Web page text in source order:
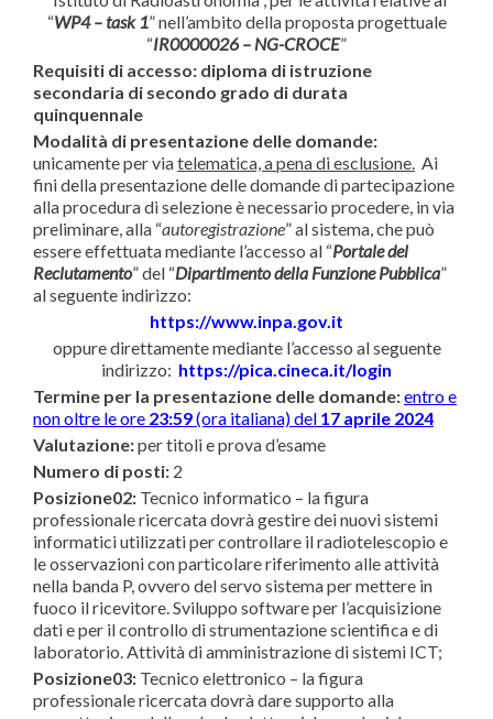
“WP4 – task 1” nell’ambito della proposta progettuale
“IR0000026 – NG-CROCE”
Requisiti di accesso: diploma di istruzione
secondaria di secondo grado di durata
quinquennale
Modalità di presentazione delle domande:
unicamente per viatelematica, a pena di esclusione. Ai
fini della presentazione delle domande di partecipazione
alla procedura di selezione è necessario procedere, in via
preliminare, alla “autoregistrazione” al sistema, che può
essere effettuata mediante l’accesso al “Portale del
Reclutamento” del “Dipartimento della Funzione Pubblica”
al seguente indirizzo:
https://www.inpa.gov.it
oppure direttamente mediante l’accesso al seguente
indirizzo: https://pica.cineca.it/login
Termine per la presentazione delle domande:entro e
non oltre le ore 23:59(ora italiana) del 17 aprile 2024
Valutazione:per titoli e prova d’esame
Numero di posti: 2
Posizione02: Tecnico informatico – la figura
professionale ricercata dovrà gestire dei nuovi sistemi
informatici utilizzati per controllare il radiotelescopio e
le osservazioni con particolare riferimento alle attività
nella banda P, ovvero del servo sistema per mettere in
fuoco il ricevitore. Sviluppo software per l’acquisizione
dati e per il controllo di strumentazione scientifica e di
laboratorio. Attività di amministrazione di sistemi ICT;
Posizione03: Tecnico elettronico – la figura
professionale ricercata dovrà dare supporto alla